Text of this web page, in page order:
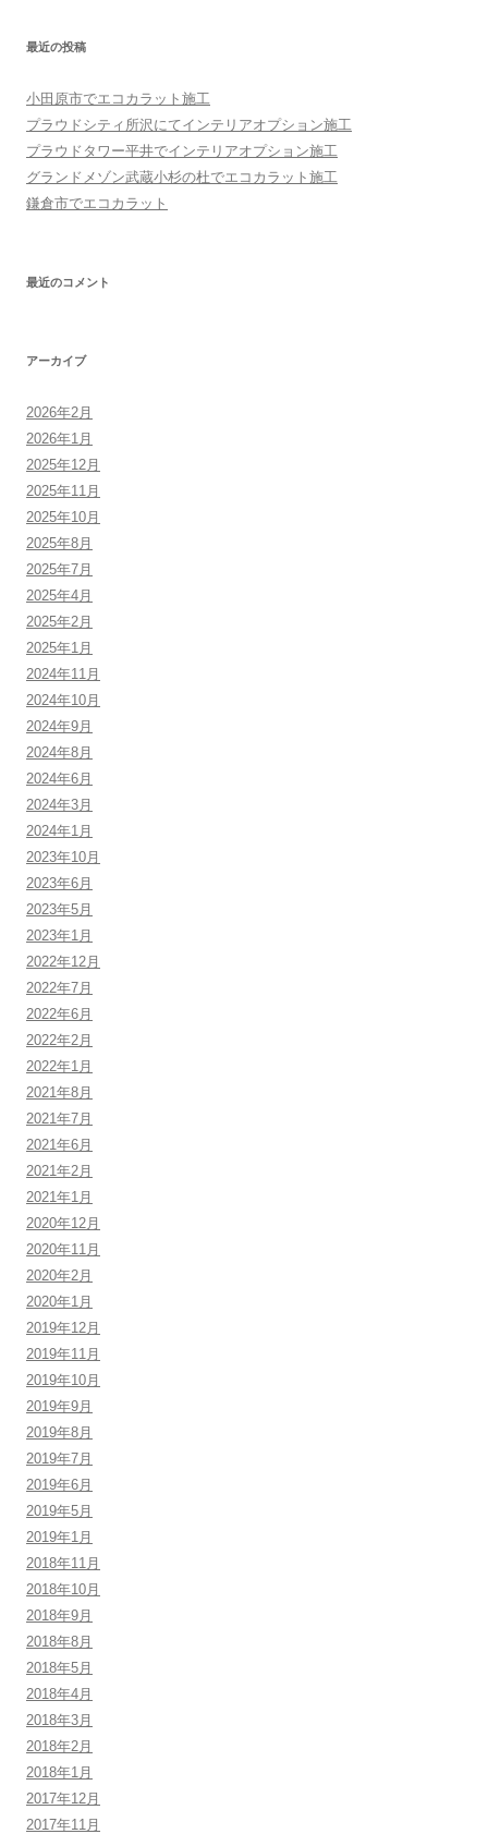
最近の投稿
小田原市でエコカラット施工
プラウドシティ所沢にてインテリアオプション施工
プラウドタワー平井でインテリアオプション施工
グランドメゾン武蔵小杉の杜でエコカラット施工
鎌倉市でエコカラット
最近のコメント
アーカイブ
2026年2月
2026年1月
2025年12月
2025年11月
2025年10月
2025年8月
2025年7月
2025年4月
2025年2月
2025年1月
2024年11月
2024年10月
2024年9月
2024年8月
2024年6月
2024年3月
2024年1月
2023年10月
2023年6月
2023年5月
2023年1月
2022年12月
2022年7月
2022年6月
2022年2月
2022年1月
2021年8月
2021年7月
2021年6月
2021年2月
2021年1月
2020年12月
2020年11月
2020年2月
2020年1月
2019年12月
2019年11月
2019年10月
2019年9月
2019年8月
2019年7月
2019年6月
2019年5月
2019年1月
2018年11月
2018年10月
2018年9月
2018年8月
2018年5月
2018年4月
2018年3月
2018年2月
2018年1月
2017年12月
2017年11月